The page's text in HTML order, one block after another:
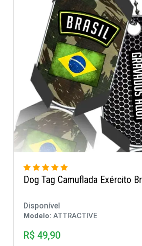
Dog Tag Brasil Preta
Modelo:ATTRACTIVE